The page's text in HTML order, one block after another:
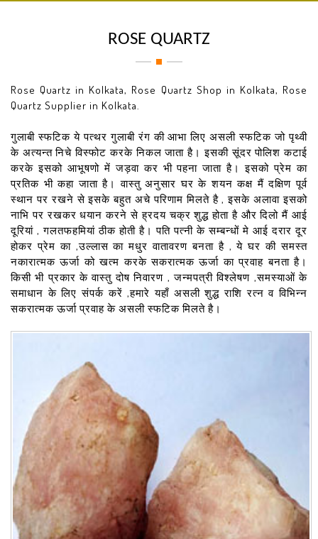
ROSE QUARTZ
Rose Quartz in Kolkata, Rose Quartz Shop in Kolkata, Rose
Quartz Supplier in Kolkata.
गुलाबी स्फटिक ये पत्थर गुलाबी रंग की आभा लिए असली स्फटिक जो पृथ्वी
के अत्यन्त निचे विस्फोट करके निकल जाता है। इसकी सूंदर पोलिश कटाई
करके इसको आभूषणो में जड़वा कर भी पहना जाता है। इसको प्रेम का
प्रतिक भी कहा जाता है। वास्तु अनुसार घर के शयन कक्ष मैं दक्षिण पूर्व
स्थान पर रखने से इसके बहुत अचे परिणाम मिलते है , इसके अलावा इसको
नाभि पर रखकर धयान करने से ह्रदय चक्र शुद्ध होता है और दिलो मैं आई
दूरियां , गलतफहमियां ठीक होती है। पति पत्नी के सम्बन्धों मे आई दरार दूर
होकर प्रेम का ,उल्लास का मधुर वातावरण बनता है , ये घर की समस्त
नकारात्मक ऊर्जा को खत्म करके सकरात्मक ऊर्जा का प्रवाह बनता है।
किसी भी प्रकार के वास्तु दोष निवारण , जन्मपत्री विश्लेषण ,समस्याओं के
समाधान के लिए संपर्क करें ,हमारे यहाँ असली शुद्ध राशि रत्न व विभिन्न
सकरात्मक ऊर्जा प्रवाह के असली स्फटिक मिलते है।